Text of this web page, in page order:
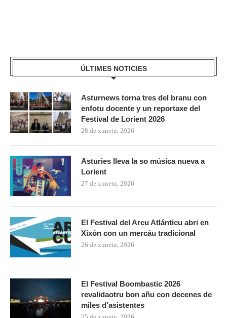
ÚLTIMES NOTICIES
Asturnews torna tres del branu con
enfotu docente y un reportaxe del
Festival de Lorient 2026
28 de xunetu, 2026
Asturies lleva la so música nueva a
Lorient
27 de xunetu, 2026
El Festival del Arcu Atlánticu abri en
Xixón con un mercáu tradicional
26 de xunetu, 2026
El Festival Boombastic 2026
revalidaotru bon añu con decenes de
miles d’asistentes